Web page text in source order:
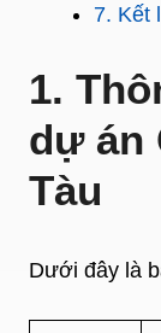
7. Kết
1.
dự án
Tàu
Dưới đây là